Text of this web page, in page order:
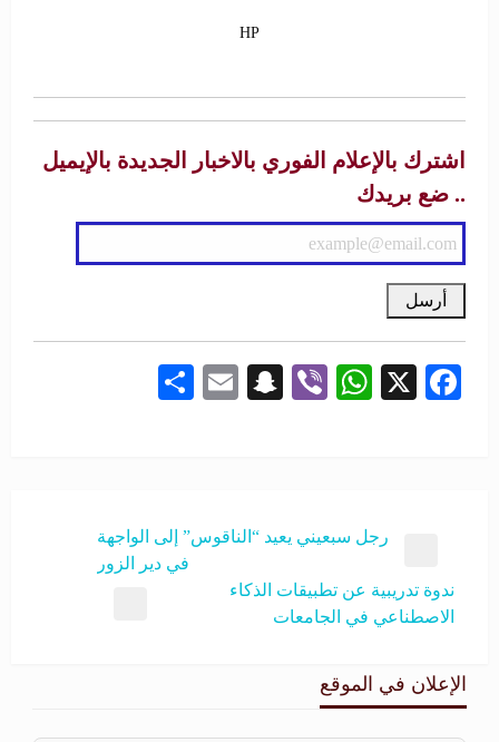
HP
اشترك بالإعلام الفوري بالاخبار الجديدة بالإيميل
.. ضع بريدك
Facebook
X
WhatsApp
Viber
Snapchat
Email
رجل سبعيني يعيد “الناقوس” إلى الواجهة
في دير الزور
ندوة تدريبية عن تطبيقات الذكاء
الاصطناعي في الجامعات
الإعلان في الموقع